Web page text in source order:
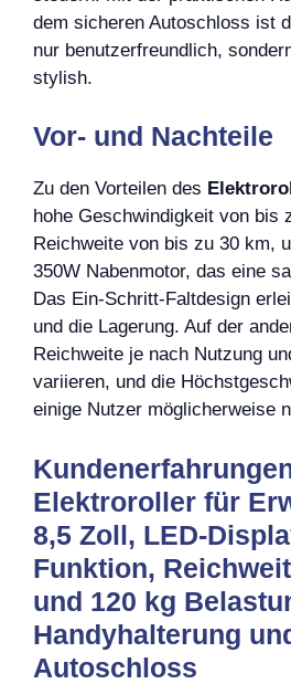
dem sicheren Autoschloss ist
nur benutzerfreundlich,
stylish.
Vor- und Nachteile
Zu den Vorteilen des
hohe Geschwindigkeit von bis
Reichweite von bis zu 30 km,
350W Nabenmotor, das eine
Das Ein-Schritt-Faltdesign
und die Lagerung. Auf der
Reichweite je nach Nutzung
variieren, und die
einige Nutzer möglicherweise
Elektroroller für
8,5 Zoll, LED-
Funktion,
und 120 kg
Handyhalterung
Autoschloss